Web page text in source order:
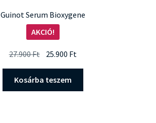
Guinot Serum Bioxygene
AKCIÓ!
27.900Ft Original
price
was:
27.900 Ft.
25.900 Ft
price
25.900 Ft.
Kosárba teszem